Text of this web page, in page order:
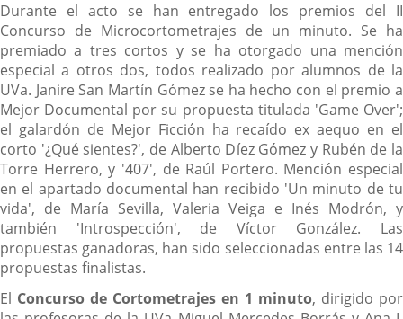
Durante el acto se han entregado los premios del II
Concurso de Microcortometrajes de un minuto. Se ha
premiado a tres cortos y se ha otorgado una mención
especial a otros dos, todos realizado por alumnos de la
UVa. Janire San Martín Gómez se ha hecho con el premio a
Mejor Documental por su propuesta titulada 'Game Over';
el galardón de Mejor Ficción ha recaído ex aequo en el
corto '¿Qué sientes?', de Alberto Díez Gómez y Rubén de la
Torre Herrero, y '407', de Raúl Portero. Mención especial
en el apartado documental han recibido 'Un minuto de tu
vida', de María Sevilla, Valeria Veiga e Inés Modrón, y
también 'Introspección', de Víctor González. Las
propuestas ganadoras, han sido seleccionadas entre las 14
propuestas finalistas.
El Concurso de Cortometrajes en 1 minuto, dirigido por